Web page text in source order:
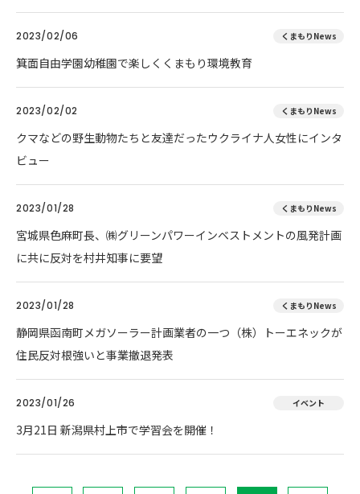
2023/02/06 くまもりNews
箕面自由学園幼稚園で楽しくくまもり環境教育
2023/02/02 くまもりNews
クマなどの野生動物たちと友達だったウクライナ人女性にインタ
ビュー
2023/01/28 くまもりNews
宮城県色麻町長、㈱グリーンパワーインベストメントの風発計画
に共に反対を村井知事に要望
2023/01/28 くまもりNews
静岡県函南町メガソーラー計画業者の一つ（株）トーエネックが
住民反対根強いと事業撤退発表
2023/01/26 イベント
3月21日 新潟県村上市で学習会を開催！